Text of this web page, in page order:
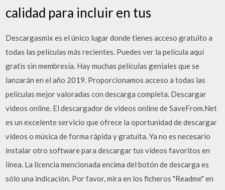
calidad para incluir en tus
Descargasmix es el único lugar donde tienes acceso gratuito a
todas las películas más recientes. Puedes ver la película aquí
gratis sin membresía. Hay muchas películas geniales que se
lanzarán en el año 2019. Proporcionamos acceso a todas las
películas mejor valoradas con descarga completa. Descargar
videos online. El descargador de videos online de SaveFrom.Net
es un excelente servicio que ofrece la oportunidad de descargar
vídeos o música de forma rápida y gratuita. Ya no es necesario
instalar otro software para descargar tus vídeos favoritos en
línea. La licencia mencionada encima del botón de descarga es
sólo una indicación. Por favor, mira en los ficheros "Readme" en